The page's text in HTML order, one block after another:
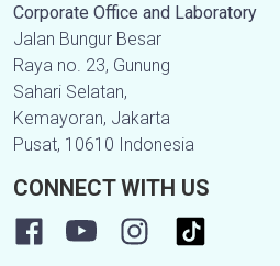
Corporate Office and Laboratory
Jalan Bungur Besar
Raya no. 23, Gunung
Sahari Selatan,
Kemayoran, Jakarta
Pusat, 10610 Indonesia
CONNECT WITH US